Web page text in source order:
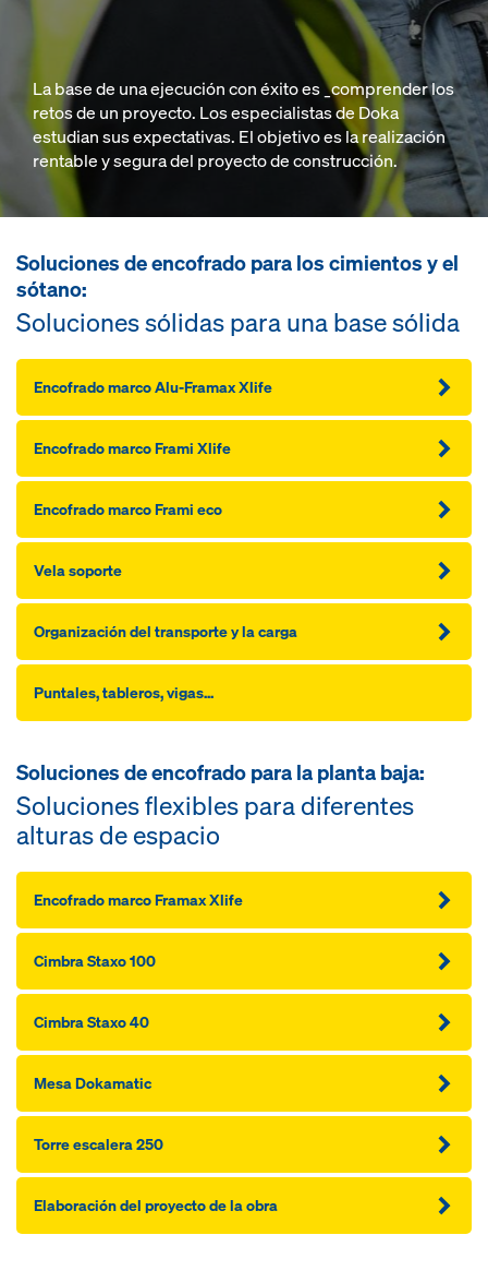
La base de una ejecución con éxito es _comprender los
retos de un proyecto. Los especialistas de Doka
estudian sus expectativas. El objetivo es la realización
rentable y segura del proyecto de construcción.
Soluciones de encofrado para los cimientos y el
sótano:
Soluciones sólidas para una base sólida
Encofrado marco Alu-Framax Xlife
Encofrado marco Frami Xlife
Encofrado marco Frami eco
Vela soporte
Organización del transporte y la carga
Puntales, tableros, vigas...
Soluciones de encofrado para la planta baja:
Soluciones flexibles para diferentes
alturas de espacio
Encofrado marco Framax Xlife
Cimbra Staxo 100
Cimbra Staxo 40
Mesa Dokamatic
Torre escalera 250
Elaboración del proyecto de la obra